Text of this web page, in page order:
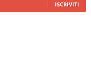
ISCRIVITI